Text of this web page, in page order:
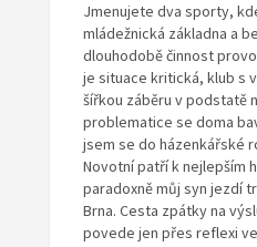
Jmenujete dva sporty,
mládežnická základna a
dlouhodobě činnost
je situace kritická, klub s
šířkou záběru v podstatě
problematice se doma
jsem se do házenkářské
Novotní patří k nejlepším
paradoxně můj syn jezdí
Brna. Cesta zpátky na
povede jen přes reflexi